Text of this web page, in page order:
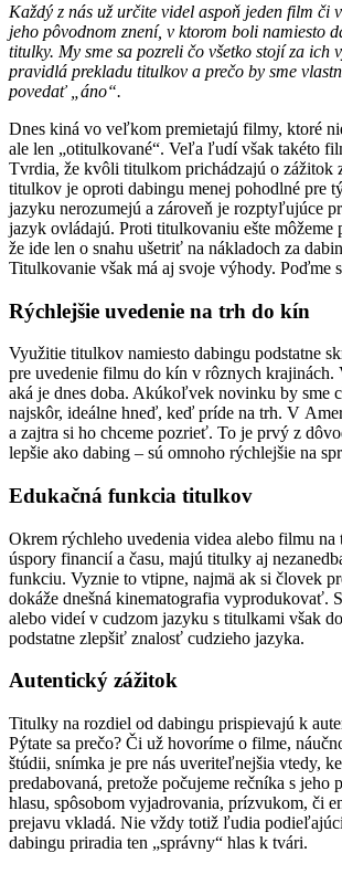
Každý z nás už určite videl aspoň jeden film či
jeho pôvodnom znení, v ktorom boli namiesto
titulky. My sme sa pozreli čo všetko stojí za ich
pravidlá prekladu titulkov a prečo by sme
povedať „áno“.
Dnes kiná vo veľkom premietajú filmy, ktoré
ale len „otitulkované“. Veľa ľudí však takéto
Tvrdia, že kvôli titulkom prichádzajú o zážitok
titulkov je oproti dabingu menej pohodlné pre
jazyku nerozumejú a zároveň je rozptyľujúce
jazyk ovládajú. Proti titulkovaniu ešte môžeme
že ide len o snahu ušetriť na nákladoch za
Titulkovanie však má aj svoje výhody. Poďme
Rýchlejšie uvedenie na trh do kín
Využitie titulkov namiesto dabingu podstatne
pre uvedenie filmu do kín v rôznych krajinách.
aká je dnes doba. Akúkoľvek novinku by sme
najskôr, ideálne hneď, keď príde na trh. V
a zajtra si ho chceme pozrieť. To je prvý z
lepšie ako dabing – sú omnoho rýchlejšie na
Edukačná funkcia titulkov
Okrem rýchleho uvedenia videa alebo filmu na
úspory financií a času, majú titulky aj
funkciu. Vyznie to vtipne, najmä ak si človek
dokáže dnešná kinematografia vyprodukovať.
alebo videí v cudzom jazyku s titulkami však
podstatne zlepšiť znalosť cudzieho jazyka.
Autentický zážitok
Titulky na rozdiel od dabingu prispievajú k
Pýtate sa prečo? Či už hovoríme o filme,
štúdii, snímka je pre nás uveriteľnejšia vtedy,
predabovaná, pretože počujeme rečníka s jeho
hlasu, spôsobom vyjadrovania, prízvukom, či
prejavu vkladá. Nie vždy totiž ľudia
dabingu priradia ten „správny“ hlas k tvári.